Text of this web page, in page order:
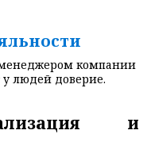
компании
у людей доверие.
и